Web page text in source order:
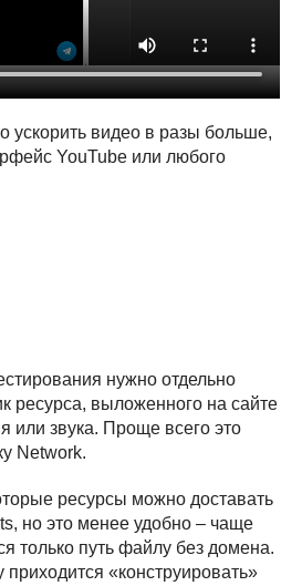
ускорить видео в разы больше,
YouTube или любого
нужно отдельно
ресурса, выложенного на сайте
или звука. Проще всего это
Network.
ресурсы можно доставать
но это менее удобно – чаще
только путь файлу без домена.
приходится «конструировать»